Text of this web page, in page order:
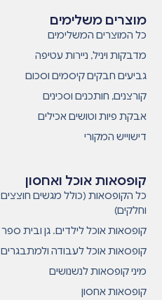
קופסאות אוכל ואחסון
כל הקופסאות (כולל מגשים חוצצים
וחלקים)
קופסאות אוכל לילדים. גן ובית ספר
קופסאות אוכל לעבודה ולמתבגרים
מיני קופסאות לנשנושים
קופסאות אחסון
מוצרים משלימים
כל המוצרים המשלימים
מדבקות ויניל, ניירות עטיפה
גביעים חבקים קיסמים וסכום
קורצנים, חותכנים וסכינים
אבקת פיות וטושים אכילים
דישוייש המקורי